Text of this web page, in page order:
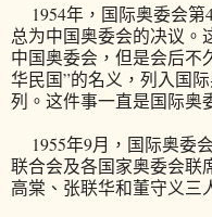
1954年，国际奥委会第
总为中国奥委会的决议。
中国奥委会，但是会后不
华民国”的名义，列入国
列。这件事一直是国际奥
1955年9月，国际奥委
联合会及各国家奥委会联
高棠、张联华和董守义三